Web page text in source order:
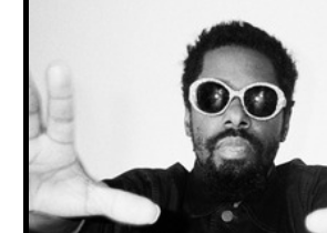
08.06
2026